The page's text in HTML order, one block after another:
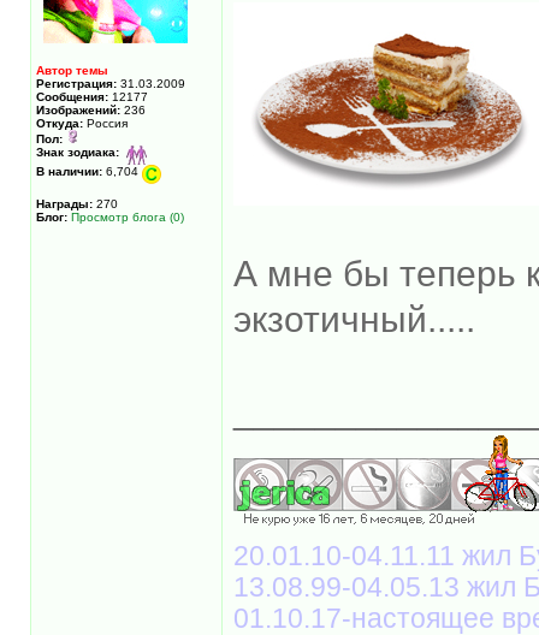
Автор темы
Регистрация: 31.03.2009
Сообщения: 12177
Изображений: 236
Откуда: Россия
Пол:
Знак зодиака:
В наличии: 6,704
Награды: 270
Блог: Просмотр блога (0)
А мне бы теперь
экзотичный.....
20.01.10-04.11.11 жил
13.08.99-04.05.13 жил
01.10.17-настоящее